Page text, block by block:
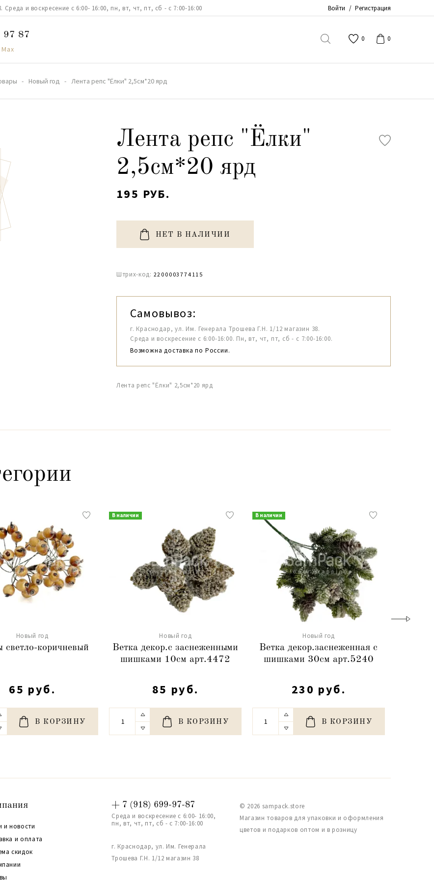
и воскресение с 6:00- 16:00, пн, вт, чт, пт, сб - с 7:00-16:00 Войти / Регистрация
87
Max
0 0
Новый год Лента репс "Ёлки" 2,5см*20 ярд
Лента репс "Ёлки"
2,5см*20 ярд
195 РУБ.
НЕТ В НАЛИЧИИ
Штрих-код: 2200003774115
Самовывоз:
г. Краснодар, ул. Им. Генерала Трошева Г.Н. 1/12 магазин 38.
Среда и воскресение с 6:00-16:00. Пн, вт, чт, пт, сб - с 7:00-16:00.
Возможна доставка по России.
Лента репс "Ёлки" 2,5см*20 ярд
Новый год
светло-коричневый
65 руб.
В КОРЗИНУ
В наличии
Новый год
Ветка декор.с заснеженными
шишками 10см арт.4472
85 руб.
В КОРЗИНУ
В наличии
Новый год
Ветка декор.заснеженная с
шишками 30см арт.5240
230 руб.
В КОРЗИНУ
и новости
и оплата
скидок
+ 7 (918) 699-97-87
Среда и воскресение с 6:00- 16:00,
пн, вт, чт, пт, сб - с 7:00-16:00
г. Краснодар, ул. Им. Генерала
Трошева Г.Н. 1/12 магазин 38
© 2026 sampack.store
Магазин товаров для упаковки и оформления
цветов и подарков оптом и в розницу